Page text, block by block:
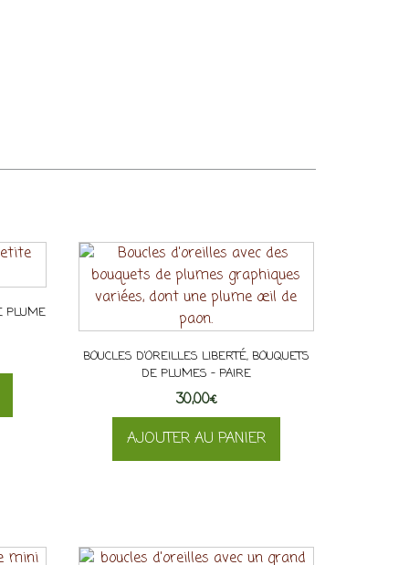
PLUME
BOUCLES D’OREILLES LIBERTÉ, BOUQUETS
DE PLUMES – PAIRE
30,00€
AJOUTER AU PANIER